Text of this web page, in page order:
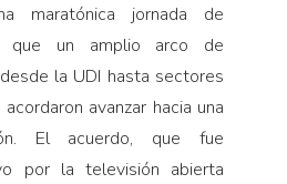
maratónica jornada de
que un amplio arco de
la UDI hasta sectores
avanzar hacia una
El acuerdo, que fue
por la televisión abierta